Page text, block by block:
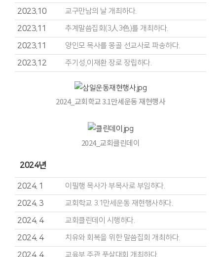
2023.10 교구만남의 날 개최하다.
2023.11 추계말씀집회(3人3色)를 개최하다.
2023.11 양인모 목사를 몽골 선교사로 파송하다.
2023.12 주기성,이재환 장로 장립하다.
2024년
2024. 1 이필행 목사가 부목사로 부임하다.
2024. 3 교회학교 3.1만세운동 재현행사하다.
2024. 4 교회클린데이 시행하다.
2024. 4 치유와 회복을 위한 말씀집회 개최하다.
2024. 4 교육부 주관 풋살대회 개최하다.
2024_교회학교 3.1만세운동 재현행사
2024_교회클린데이